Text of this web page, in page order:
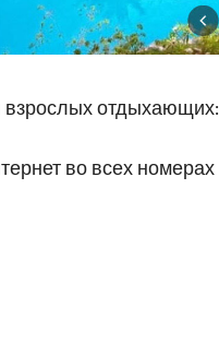
отдыхающих:
во всех номерах